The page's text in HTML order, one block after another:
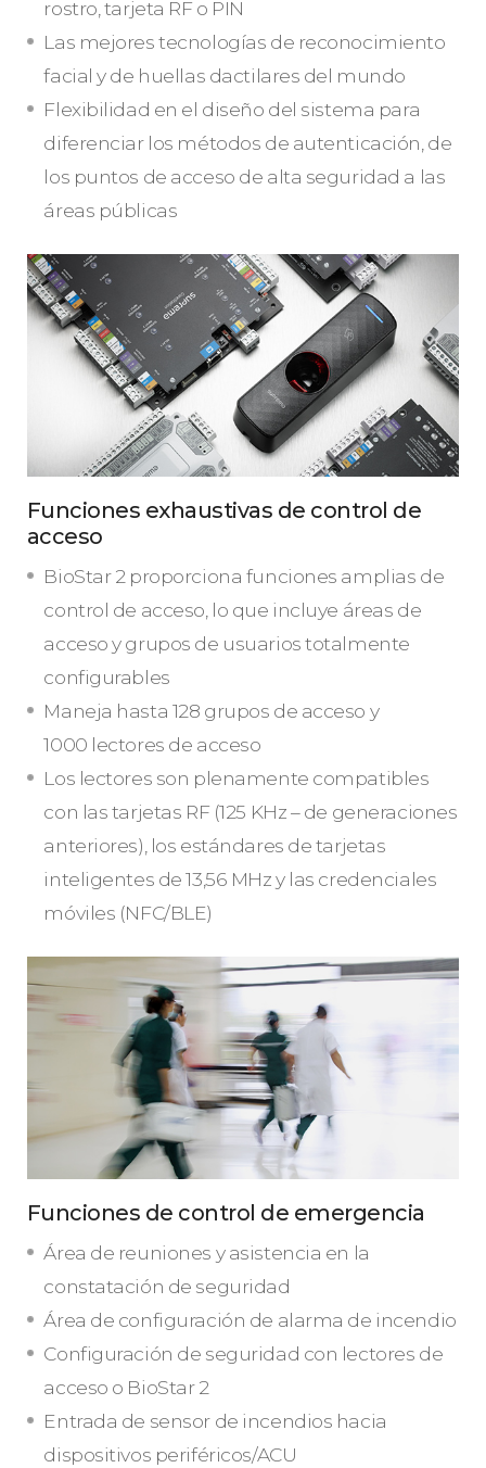
rostro, tarjeta RF o PIN
Las mejores tecnologías de reconocimiento
facial y de huellas dactilares del mundo
Flexibilidad en el diseño del sistema para
diferenciar los métodos de autenticación, de
los puntos de acceso de alta seguridad a las
áreas públicas
Funciones exhaustivas de control de
acceso
BioStar 2 proporciona funciones amplias de
control de acceso, lo que incluye áreas de
acceso y grupos de usuarios totalmente
configurables
Maneja hasta 128 grupos de acceso y
1000 lectores de acceso
Los lectores son plenamente compatibles
con las tarjetas RF (125 KHz – de generaciones
anteriores), los estándares de tarjetas
inteligentes de 13,56 MHz y las credenciales
móviles (NFC/BLE)
Funciones de control de emergencia
Área de reuniones y asistencia en la
constatación de seguridad
Área de configuración de alarma de incendio
Configuración de seguridad con lectores de
acceso o BioStar 2
Entrada de sensor de incendios hacia
dispositivos periféricos/ACU